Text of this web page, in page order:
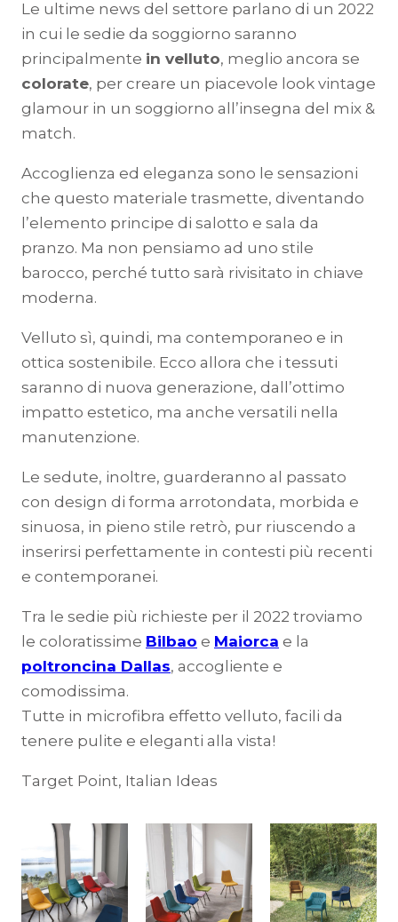
Le ultime news del settore parlano di un 2022
in cui le sedie da soggiorno saranno
principalmente in velluto, meglio ancora se
colorate, per creare un piacevole look vintage
glamour in un soggiorno all’insegna del mix &
match.
Accoglienza ed eleganza sono le sensazioni
che questo materiale trasmette, diventando
l’elemento principe di salotto e sala da
pranzo. Ma non pensiamo ad uno stile
barocco, perché tutto sarà rivisitato in chiave
moderna.
Velluto sì, quindi, ma contemporaneo e in
ottica sostenibile. Ecco allora che i tessuti
saranno di nuova generazione, dall’ottimo
impatto estetico, ma anche versatili nella
manutenzione.
Le sedute, inoltre, guarderanno al passato
con design di forma arrotondata, morbida e
sinuosa, in pieno stile retrò, pur riuscendo a
inserirsi perfettamente in contesti più recenti
e contemporanei.
Tra le sedie più richieste per il 2022 troviamo
le coloratissime Bilbao e Maiorca e la
poltroncina Dallas, accogliente e
comodissima.
Tutte in microfibra effetto velluto, facili da
tenere pulite e eleganti alla vista!
Target Point, Italian Ideas